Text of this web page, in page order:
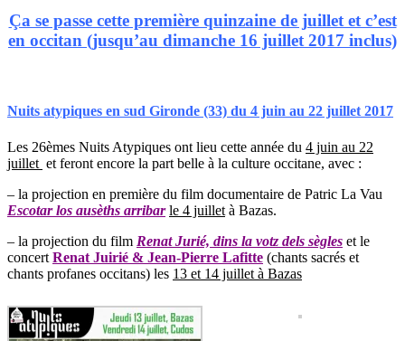
Ça se passe cette première quinzaine de juillet et c’est
en occitan (jusqu’au dimanche 16 juillet 2017 inclus)
Nuits atypiques en sud Gironde (33) du 4 juin au 22 juillet 2017
Les 26èmes Nuits Atypiques ont lieu cette année du 4 juin au 22
juillet et feront encore la part belle à la culture occitane, avec :
– la projection en première du film documentaire de Patric La Vau
Escotar los ausèths arribar le 4 juillet à Bazas.
– la projection du film Renat Jurié, dins la votz dels sègles et le
concert Renat Juirié & Jean-Pierre Lafitte (chants sacrés et
chants profanes occitans) les 13 et 14 juillet à Bazas